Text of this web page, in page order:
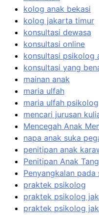
kolog anak bekasi
kolog jakarta timur
konsultasi dewasa
konsultasi online
konsultasi psikolog
konsultasi yang
mainan anak
maria ulfah
maria ulfah psikolog
mencari jurusan
Mencegah Anak
napa anak suka
penitipan anak
Penitipan Anak
Penyangkalan pada
praktek psikolog
praktek psikolog
praktek psikolog